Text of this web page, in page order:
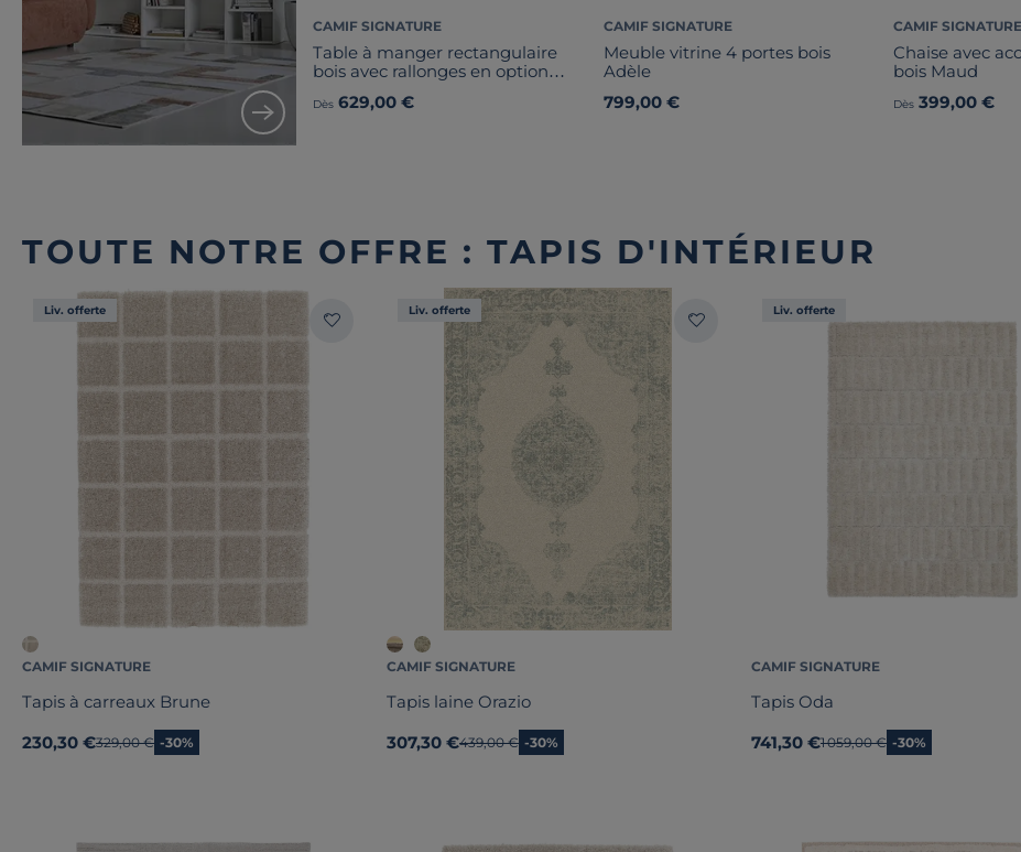
CAMIF SIGNATURE
Table à manger rectangulaire
bois avec rallonges en option
Dès 629,00 €
CAMIF SIGNATURE
Meuble vitrine 4 portes bois
Adèle
799,00 €
CAMIF SIGNATURE
Chaise avec
bois Maud
Dès 399,00 €
TOUTE NOTRE OFFRE : TAPIS D'INTÉRIEUR
Liv. offerte
CAMIF SIGNATURE
Tapis à carreaux Brune
230,30 €Ancien prix
329,00 € -30%
Liv. offerte
CAMIF SIGNATURE
Tapis laine Orazio
307,30 €Ancien prix
439,00 € -30%
Liv. offerte
CAMIF SIGNATURE
Tapis Oda
741,30 €Ancien prix
1 059,00 € -30%